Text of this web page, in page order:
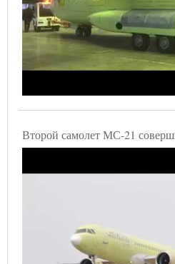
Второй самолет МС-21